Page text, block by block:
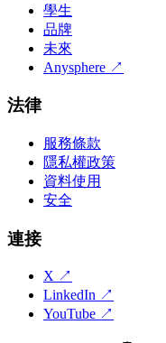
學生
品牌
未來
Anysphere ↗
法律
服務條款
隱私權政策
資料使用
安全
連接
X ↗
LinkedIn ↗
YouTube ↗